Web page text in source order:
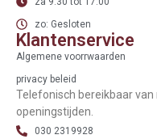
zo: Gesloten
Klantenservice
Algemene voorrwaarden
privacy beleid
Telefonisch bereikbaar
openingstijden.
030 2319928